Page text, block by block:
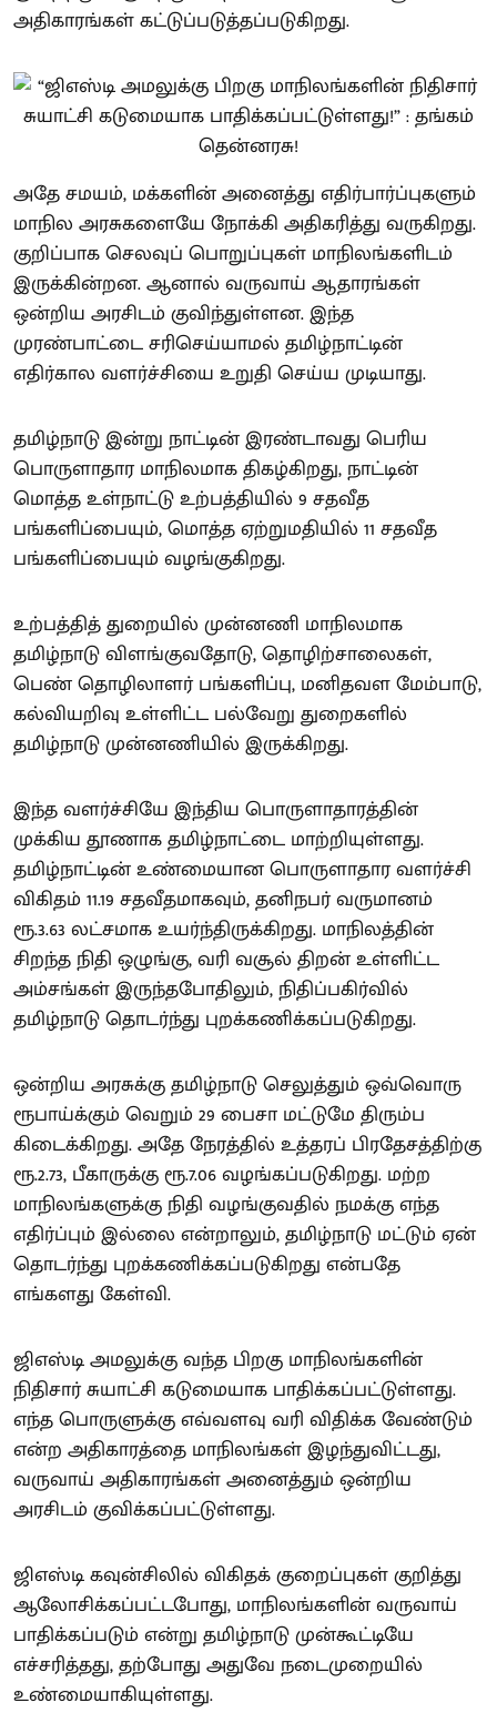
அதிகாரங்கள் கட்டுப்படுத்தப்படுகிறது.
அதே சமயம், மக்களின் அனைத்து எதிர்பார்ப்புகளும்
மாநில அரசுகளையே நோக்கி அதிகரித்து வருகிறது.
குறிப்பாக செலவுப் பொறுப்புகள் மாநிலங்களிடம்
இருக்கின்றன. ஆனால் வருவாய் ஆதாரங்கள்
ஒன்றிய அரசிடம் குவிந்துள்ளன. இந்த
முரண்பாட்டை சரிசெய்யாமல் தமிழ்நாட்டின்
எதிர்கால வளர்ச்சியை உறுதி செய்ய முடியாது.
தமிழ்நாடு இன்று நாட்டின் இரண்டாவது பெரிய
பொருளாதார மாநிலமாக திகழ்கிறது, நாட்டின்
மொத்த உள்நாட்டு உற்பத்தியில் 9 சதவீத
பங்களிப்பையும், மொத்த ஏற்றுமதியில் 11 சதவீத
பங்களிப்பையும் வழங்குகிறது.
உற்பத்தித் துறையில் முன்னணி மாநிலமாக
தமிழ்நாடு விளங்குவதோடு, தொழிற்சாலைகள்,
பெண் தொழிலாளர் பங்களிப்பு, மனிதவள மேம்பாடு,
கல்வியறிவு உள்ளிட்ட பல்வேறு துறைகளில்
தமிழ்நாடு முன்னணியில் இருக்கிறது.
இந்த வளர்ச்சியே இந்திய பொருளாதாரத்தின்
முக்கிய தூணாக தமிழ்நாட்டை மாற்றியுள்ளது.
தமிழ்நாட்டின் உண்மையான பொருளாதார வளர்ச்சி
விகிதம் 11.19 சதவீதமாகவும், தனிநபர் வருமானம்
ரூ.3.63 லட்சமாக உயர்ந்திருக்கிறது. மாநிலத்தின்
சிறந்த நிதி ஒழுங்கு, வரி வசூல் திறன் உள்ளிட்ட
அம்சங்கள் இருந்தபோதிலும், நிதிப்பகிர்வில்
தமிழ்நாடு தொடர்ந்து புறக்கணிக்கப்படுகிறது.
ஒன்றிய அரசுக்கு தமிழ்நாடு செலுத்தும் ஒவ்வொரு
ரூபாய்க்கும் வெறும் 29 பைசா மட்டுமே திரும்ப
கிடைக்கிறது. அதே நேரத்தில் உத்தரப் பிரதேசத்திற்கு
ரூ.2.73, பீகாருக்கு ரூ.7.06 வழங்கப்படுகிறது. மற்ற
மாநிலங்களுக்கு நிதி வழங்குவதில் நமக்கு எந்த
எதிர்ப்பும் இல்லை என்றாலும், தமிழ்நாடு மட்டும் ஏன்
தொடர்ந்து புறக்கணிக்கப்படுகிறது என்பதே
எங்களது கேள்வி.
ஜிஎஸ்டி அமலுக்கு வந்த பிறகு மாநிலங்களின்
நிதிசார் சுயாட்சி கடுமையாக பாதிக்கப்பட்டுள்ளது.
எந்த பொருளுக்கு எவ்வளவு வரி விதிக்க வேண்டும்
என்ற அதிகாரத்தை மாநிலங்கள் இழந்துவிட்டது,
வருவாய் அதிகாரங்கள் அனைத்தும் ஒன்றிய
அரசிடம் குவிக்கப்பட்டுள்ளது.
ஜிஎஸ்டி கவுன்சிலில் விகிதக் குறைப்புகள் குறித்து
ஆலோசிக்கப்பட்டபோது, மாநிலங்களின் வருவாய்
பாதிக்கப்படும் என்று தமிழ்நாடு முன்கூட்டியே
எச்சரித்தது, தற்போது அதுவே நடைமுறையில்
உண்மையாகியுள்ளது.